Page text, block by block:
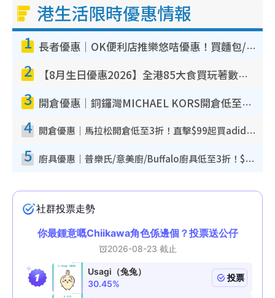
港生活限時優惠情報
1 長者優惠｜OK便利店推樂悠咭優惠！買麵包/牛奶/保健品拍卡即減
2 【8月生日優惠2026】全港85大食買玩著數攻略 自助餐/火鍋放題同行免費＋誠品/DONKI送現金券
3 開倉優惠｜銅鑼灣MICHAEL KORS開倉低至17折！直擊$500起買手袋/銀包/鞋款 必買經典Jet Set系列
4 開倉優惠｜馬拉松開倉低至3折！直擊$99起買adidas／New Balance／Puma鞋款 STANLEY保溫杯劈價至$119起
5 廚具優惠｜普樂氏/意美廚/Buffalo廚具低至3折！$89起買煎鍋／炒鑊／個人鍋 同場小家電激減至$99起